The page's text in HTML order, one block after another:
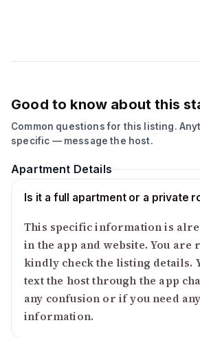
Good to know about this
Common questions for this listing.
specific — message the host.
Apartment Details
Is it a full apartment or a private
This specific information is
in the app and website. You are
kindly check the listing details.
text the host through the app
any confusion or if you need
information.